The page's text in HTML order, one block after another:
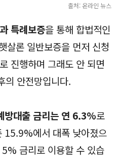
출처: 온라인 뉴스
특례보증을 통해 합법적인
살론 일반보증을 먼저 신청
진행하며 그래도 안 되면
의 안전망입니다.
방대출 금리는 연 6.3%로
15.9%에서 대폭 낮아졌으
금리로 이용할 수 있습